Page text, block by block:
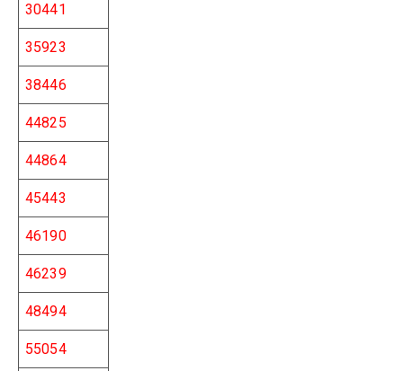
30441
35923
38446
44825
44864
45443
46190
46239
48494
55054